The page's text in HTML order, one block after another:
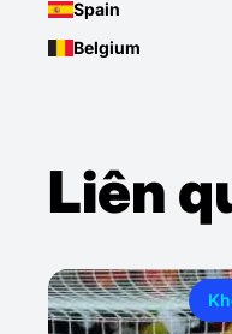
Spain
Belgium
Liên